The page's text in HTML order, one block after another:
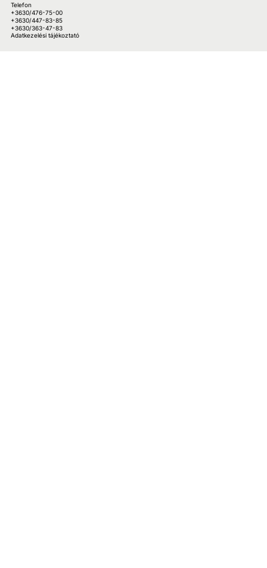
Telefon
+3630/476-75-00
+3630/447-83-85
+3630/363-47-83
Adatkezelési tájékoztató